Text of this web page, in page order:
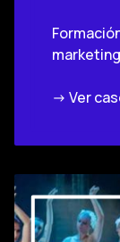
marketing
-> Ver